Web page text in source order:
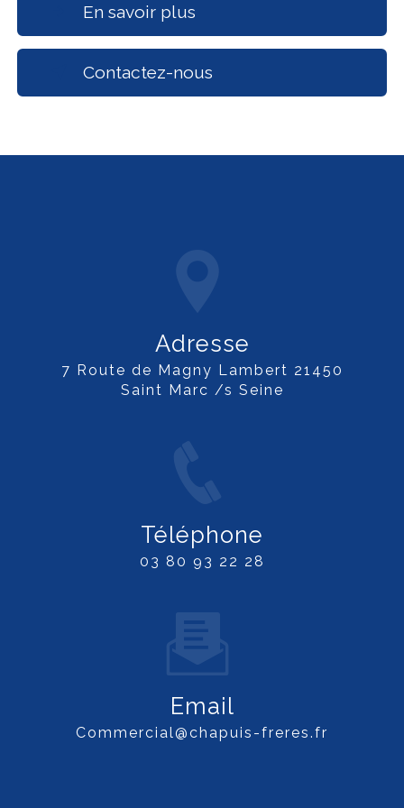
En savoir plus
Contactez-nous
Adresse
7 Route de Magny Lambert 21450
Saint Marc /s Seine
Téléphone
03 80 93 22 28
Email
commercial@chapuis-freres.fr